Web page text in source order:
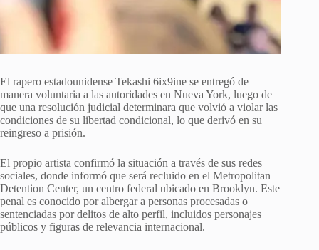
El rapero estadounidense Tekashi 6ix9ine se entregó de
manera voluntaria a las autoridades en Nueva York, luego de
que una resolución judicial determinara que volvió a violar las
condiciones de su libertad condicional, lo que derivó en su
reingreso a prisión.
El propio artista confirmó la situación a través de sus redes
sociales, donde informó que será recluido en el Metropolitan
Detention Center, un centro federal ubicado en Brooklyn. Este
penal es conocido por albergar a personas procesadas o
sentenciadas por delitos de alto perfil, incluidos personajes
públicos y figuras de relevancia internacional.